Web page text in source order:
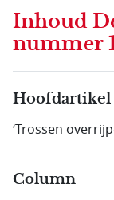
Inhoud
nummer
Hoofdartikel
‘Trossen
Column